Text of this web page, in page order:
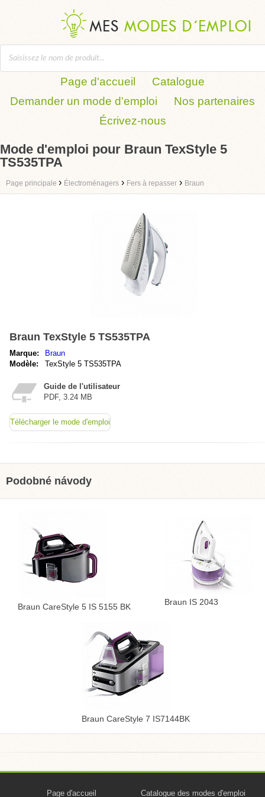
Page d'accueil
Catalogue
Demander un mode d'emploi
Nos partenaires
Écrivez-nous
Mode d'emploi pour Braun TexStyle 5
TS535TPA
Page principale › Électroménagers › Fers à repasser › Braun
Braun TexStyle 5 TS535TPA
Marque:
Braun
Modèle:
TexStyle 5 TS535TPA
Guide de l'utilisateur
PDF, 3.24 MB
Télécharger le mode d'emploi
Podobné návody
Braun CareStyle 5 IS 5155 BK Braun IS 2043
Braun CareStyle 7 IS7144BK
Page d'accueil Catalogue des modes d'emploi